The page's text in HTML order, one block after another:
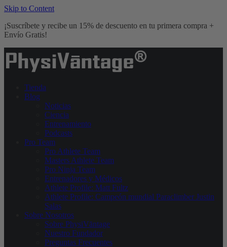
Skip to Content
¡Suscríbete y recibe un 15% de descuento en tu primera compra +
Envío Gratis!
Tienda
Blog
Noticias
Ciencia
Entrenamiento
Podcasts
Pro Team
Pro Athlete Team
Masters Athlete Team
Pro Ninja Team
Entrenadores y Médicos
Athlete Profile: Matt Fultz
Athlete Profile: Campeón mundial Paraclimber Justin
Salas
Sobre Nosotros
Sobre PhysiVāntage
Nuestro Fundador
Preguntas Frecuentes